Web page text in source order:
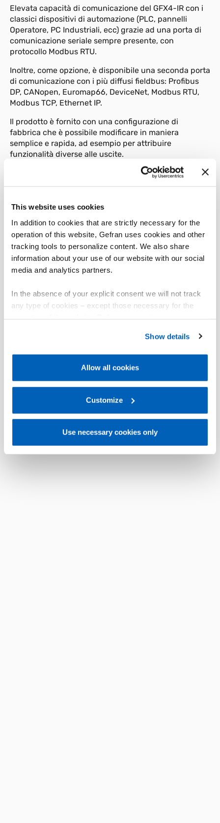
This website uses cookies
In addition to cookies that are strictly necessary for the
operation of this website, Gefran uses cookies and other
tracking tools to personalize content. We also share
information about your use of our website with our social
media and analytics partners.
In the absence of your explicit consent we will not track
any type of cookies – except those necessary for the
Gefran - Cookie
policy.
regarding processing of personal data, at the following
Gefran - Privacy Policy.
Show details
Allow all cookies
Customize
Use necessary cookies only
Elevata capacità di comunicazione del GFX4-IR con i
classici dispositivi di automazione (PLC, pannelli
Operatore, PC Industriali, ecc) grazie ad una porta di
comunicazione seriale sempre presente, con
protocollo Modbus RTU.
Inoltre, come opzione, è disponibile una seconda porta
di comunicazione con i più diffusi fieldbus: Profibus
DP, CANopen, Euromap66, DeviceNet, Modbus RTU,
Modbus TCP, Ethernet IP.
Il prodotto è fornito con una configurazione di
fabbrica che è possibile modificare in maniera
semplice e rapida, ad esempio per attribuire
funzionalità diverse alle uscite.
01 Descrizione
02
Visualizza 3D - Scarica modelli
CAD